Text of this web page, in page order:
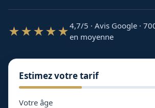
★★★★★4,7/5 · Avis Google ·
en moyenne
Estimez votre tarif
Votre âge